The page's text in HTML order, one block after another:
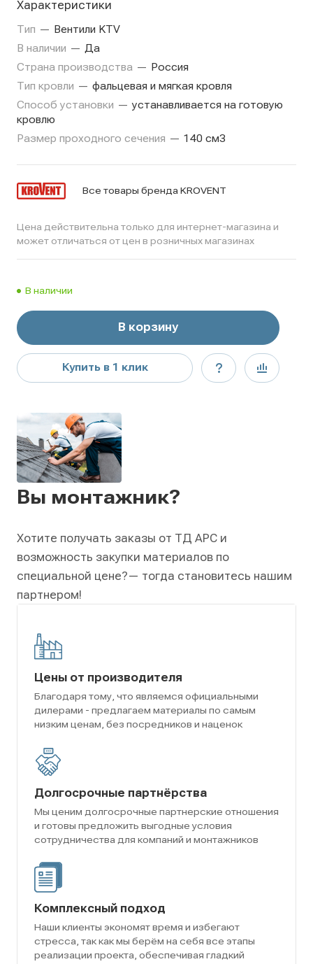
Характеристики
Тип — Вентили KTV
В наличии — Да
Страна производства — Россия
Тип кровли — фальцевая и мягкая кровля
Способ установки — устанавливается на готовую
кровлю
Размер проходного сечения — 140 см3
Все товары бренда KROVENT
Цена действительна только для интернет-магазина и
может отличаться от цен в розничных магазинах
В наличии
В корзину
Купить в 1 клик
Вы монтажник?
Хотите получать заказы от ТД АРС и
возможность закупки материалов по
специальной цене?— тогда становитесь нашим
партнером!
Цены от производителя
Благодаря тому, что являемся официальными
дилерами - предлагаем материалы по самым
низким ценам, без посредников и наценок
Долгосрочные партнёрства
Мы ценим долгосрочные партнерские отношения
и готовы предложить выгодные условия
сотрудничества для компаний и монтажников
Комплексный подход
Наши клиенты экономят время и избегают
стресса, так как мы берём на себя все этапы
реализации проекта, обеспечивая гладкий